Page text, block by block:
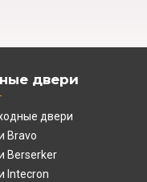
двери
двери
Bravo
Berserker
Intecron